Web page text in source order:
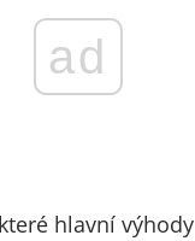
ad
hlavní výhody